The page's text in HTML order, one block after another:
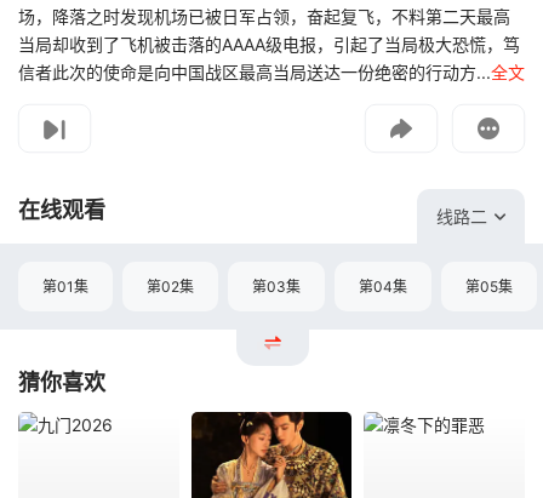
场，降落之时发现机场已被日军占领，奋起复飞，不料第二天最高
当局却收到了飞机被击落的AAAA级电报，引起了当局极大恐慌，笃
信者此次的使命是向中国战区最高当局送达一份绝密的行动方...全文
如遇无法播放请提交给我们
在线观看 线路二
第01集 第02集 第03集 第04集 第05集
猜你喜欢